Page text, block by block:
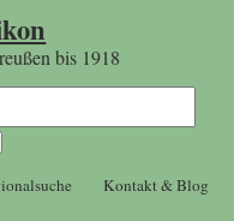
bis 1918
Kontakt & Blog